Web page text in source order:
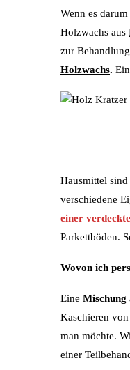
Wenn es
Holzwachs aus
zur
Holzwachs.
Hausmittel
verschiedene
einer
Parkettböden.
Wovon ich
Eine Mischung
Kaschieren
man möchte.
einer